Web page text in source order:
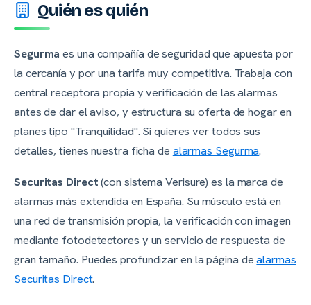
Quién es quién
Segurma es una compañía de seguridad que apuesta por
la cercanía y por una tarifa muy competitiva. Trabaja con
central receptora propia y verificación de las alarmas
antes de dar el aviso, y estructura su oferta de hogar en
planes tipo "Tranquilidad". Si quieres ver todos sus
detalles, tienes nuestra ficha de alarmas Segurma.
Securitas Direct(con sistema Verisure) es la marca de
alarmas más extendida en España. Su músculo está en
una red de transmisión propia, la verificación con imagen
mediante fotodetectores y un servicio de respuesta de
gran tamaño. Puedes profundizar en la página dealarmas
Securitas Direct.